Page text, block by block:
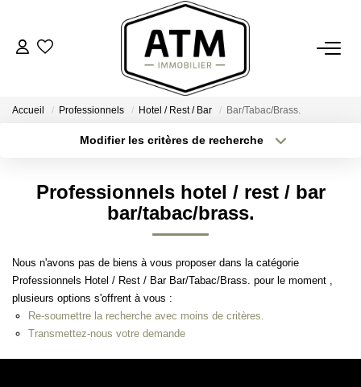
ACHETER
Notre Agence
Nos Engagements
Nos Avis Clients
Accueil Professionnels Hotel / Rest / Bar Bar/Tabac/Brass.
Modifier les critères de recherche
Type de bien
Surface min
Créer une alerte
Professionnels hotel / rest / bar
bar/tabac/brass.
Nous n'avons pas de biens à vous proposer dans la catégorie
Professionnels Hotel / Rest / Bar Bar/Tabac/Brass. pour le moment ,
plusieurs options s'offrent à vous :
Re-soumettre la recherche avec moins de critères.
Transmettez-nous votre demande